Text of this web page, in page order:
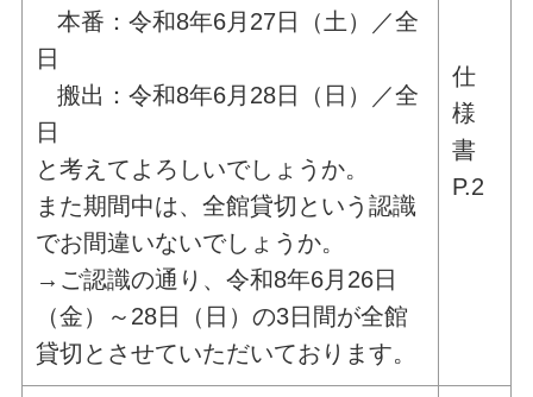
本番：令和8年6月27日（土）／全
日
搬出：令和8年6月28日（日）／全
日
と考えてよろしいでしょうか。
また期間中は、全館貸切という認識
でお間違いないでしょうか。
→ご認識の通り、令和8年6月26日
（金）～28日（日）の3日間が全館
貸切とさせていただいております。
仕
様
書
P.2